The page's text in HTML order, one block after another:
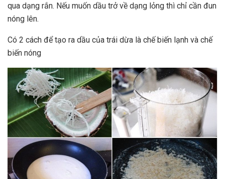
qua dạng rắn. Nếu muốn dầu trở về dạng lỏng thì chỉ cần đun
nóng lên.
Có 2 cách để tạo ra dầu của trái dừa là chế biến lạnh và chế
biến nóng